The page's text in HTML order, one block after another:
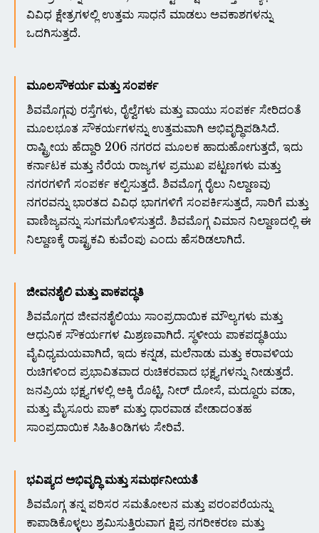
ವಿವಿಧ ಕ್ಷೇತ್ರಗಳಲ್ಲಿ ಉತ್ತಮ ಸಾಧನೆ ಮಾಡಲು ಅವಕಾಶಗಳನ್ನು
ಒದಗಿಸುತ್ತದೆ.
ಮೂಲಸೌಕರ್ಯ ಮತ್ತು ಸಂಪರ್ಕ
ಶಿವಮೊಗ್ಗವು ರಸ್ತೆಗಳು, ರೈಲ್ವೆಗಳು ಮತ್ತು ವಾಯು ಸಂಪರ್ಕ ಸೇರಿದಂತೆ
ಮೂಲಭೂತ ಸೌಕರ್ಯಗಳನ್ನು ಉತ್ತಮವಾಗಿ ಅಭಿವೃದ್ಧಿಪಡಿಸಿದೆ.
ರಾಷ್ಟ್ರೀಯ ಹೆದ್ದಾರಿ 206 ನಗರದ ಮೂಲಕ ಹಾದುಹೋಗುತ್ತದೆ, ಇದು
ಕರ್ನಾಟಕ ಮತ್ತು ನೆರೆಯ ರಾಜ್ಯಗಳ ಪ್ರಮುಖ ಪಟ್ಟಣಗಳು ​​ಮತ್ತು
ನಗರಗಳಿಗೆ ಸಂಪರ್ಕ ಕಲ್ಪಿಸುತ್ತದೆ. ಶಿವಮೊಗ್ಗ ರೈಲು ನಿಲ್ದಾಣವು
ನಗರವನ್ನು ಭಾರತದ ವಿವಿಧ ಭಾಗಗಳಿಗೆ ಸಂಪರ್ಕಿಸುತ್ತದೆ, ಸಾರಿಗೆ ಮತ್ತು
ವಾಣಿಜ್ಯವನ್ನು ಸುಗಮಗೊಳಿಸುತ್ತದೆ. ಶಿವಮೊಗ್ಗ ವಿಮಾನ ನಿಲ್ದಾಣದಲ್ಲಿ ಈ
ನಿಲ್ದಾಣಕ್ಕೆ ರಾಷ್ಟ್ರಕವಿ ಕುವೆಂಪು ಎಂದು ಹೆಸರಿಡಲಾಗಿದೆ.
ಜೀವನಶೈಲಿ ಮತ್ತು ಪಾಕಪದ್ಧತಿ
ಶಿವಮೊಗ್ಗದ ಜೀವನಶೈಲಿಯು ಸಾಂಪ್ರದಾಯಿಕ ಮೌಲ್ಯಗಳು ಮತ್ತು
ಆಧುನಿಕ ಸೌಕರ್ಯಗಳ ಮಿಶ್ರಣವಾಗಿದೆ. ಸ್ಥಳೀಯ ಪಾಕಪದ್ಧತಿಯು
ವೈವಿಧ್ಯಮಯವಾಗಿದೆ, ಇದು ಕನ್ನಡ, ಮಲೆನಾಡು ಮತ್ತು ಕರಾವಳಿಯ
ರುಚಿಗಳಿಂದ ಪ್ರಭಾವಿತವಾದ ರುಚಿಕರವಾದ ಭಕ್ಷ್ಯಗಳನ್ನು ನೀಡುತ್ತದೆ.
ಜನಪ್ರಿಯ ಭಕ್ಷ್ಯಗಳಲ್ಲಿ ಅಕ್ಕಿ ರೊಟ್ಟಿ, ನೀರ್ ದೋಸೆ, ಮದ್ದೂರು ವಡಾ,
ಮತ್ತು ಮೈಸೂರು ಪಾಕ್ ಮತ್ತು ಧಾರವಾಡ ಪೇಡಾದಂತಹ
ಸಾಂಪ್ರದಾಯಿಕ ಸಿಹಿತಿಂಡಿಗಳು ಸೇರಿವೆ.
ಭವಿಷ್ಯದ ಅಭಿವೃದ್ಧಿ ಮತ್ತು ಸಮರ್ಥನೀಯತೆ
ಶಿವಮೊಗ್ಗ ತನ್ನ ಪರಿಸರ ಸಮತೋಲನ ಮತ್ತು ಪರಂಪರೆಯನ್ನು
ಕಾಪಾಡಿಕೊಳ್ಳಲು ಶ್ರಮಿಸುತ್ತಿರುವಾಗ ಕ್ಷಿಪ್ರ ನಗರೀಕರಣ ಮತ್ತು